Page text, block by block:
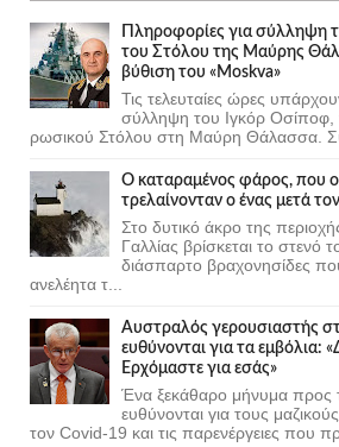
Πληροφορίες για σύλληψη
του Στόλου της Mαύρης
βύθιση του «Moskva»
Τις τελευταίες ώρες
σύλληψη του Ιγκόρ Οσίποφ,
ρωσικού Στόλου στη Μαύρη Θάλασσα.
Ο καταραμένος φάρος, που
τρελαίνονταν ο ένας μετά
Στο δυτικό άκρο της
Γαλλίας βρίσκεται το στενό
διάσπαρτο βραχονησίδες
ανελέητα τ...
Αυστραλός γερουσιαστής
ευθύνονται για τα εμβόλια:
Ερχόμαστε για εσάς»
Ένα ξεκάθαρο μήνυμα προς
ευθύνονται για τους
τον Covid-19 και τις παρενέργειες που